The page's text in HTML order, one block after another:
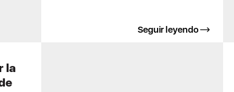
Seguir leyendo
la